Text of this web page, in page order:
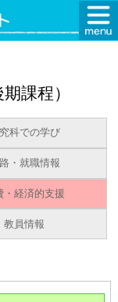
課程）
科での学び
・就職情報
・経済的支援
教員情報